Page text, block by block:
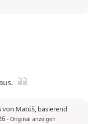
von Matúš, basierend
- Original anzeigen